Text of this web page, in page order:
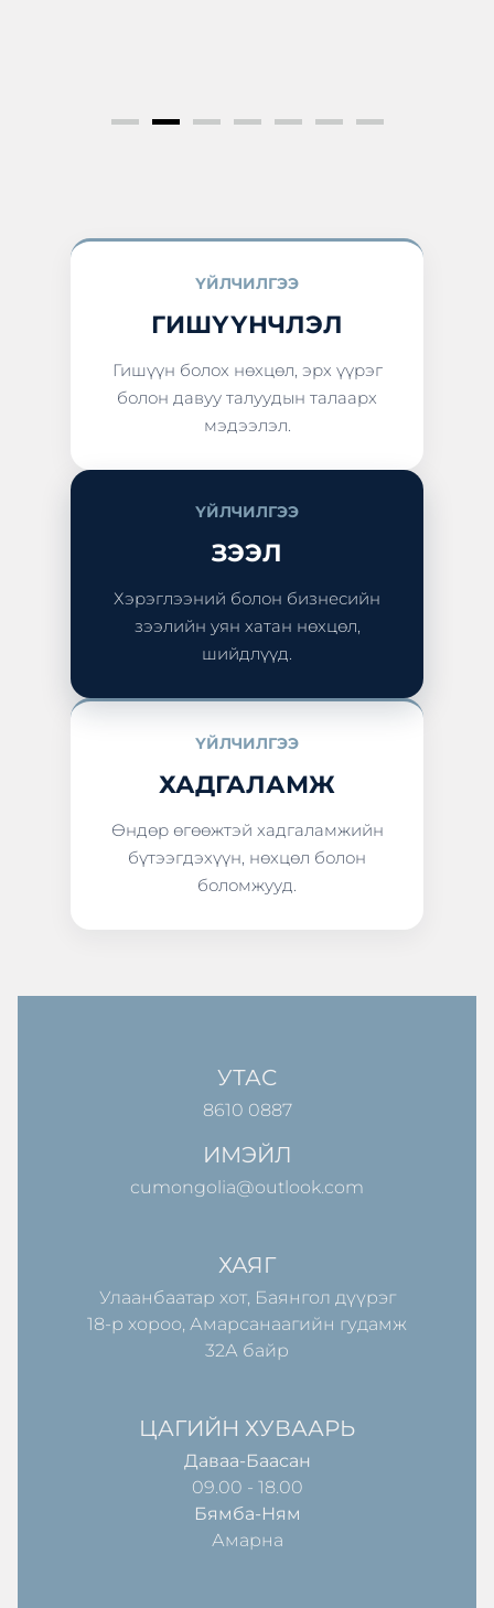
ҮЙЛЧИЛГЭЭ
ГИШҮҮНЧЛЭЛ
Гишүүн болох нөхцөл, эрх үүрэг
болон давуу талуудын талаарх
мэдээлэл.
ҮЙЛЧИЛГЭЭ
ЗЭЭЛ
Хэрэглээний болон бизнесийн
зээлийн уян хатан нөхцөл,
шийдлүүд.
ҮЙЛЧИЛГЭЭ
ХАДГАЛАМЖ
Өндөр өгөөжтэй хадгаламжийн
бүтээгдэхүүн, нөхцөл болон
боломжууд.
УТАС
8610 0887
ИМЭЙЛ
cumongolia@outlook.com
ХАЯГ
Улаанбаатар хот, Баянгол дүүрэг
18-р хороо, Амарсанаагийн гудамж
32А байр
ЦАГИЙН ХУВААРЬ
Даваа-Баасан
09.00 - 18.00
Бямба-Ням
Амарна